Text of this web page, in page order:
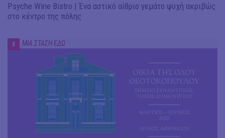
Psyche Wine Bistro | Ένα αστικό αίθριο γεμάτο ψυχή ακριβώς
στο κέντρο της πόλης
# ΜΙΑ ΣΤΑΣΗ ΕΔΩ